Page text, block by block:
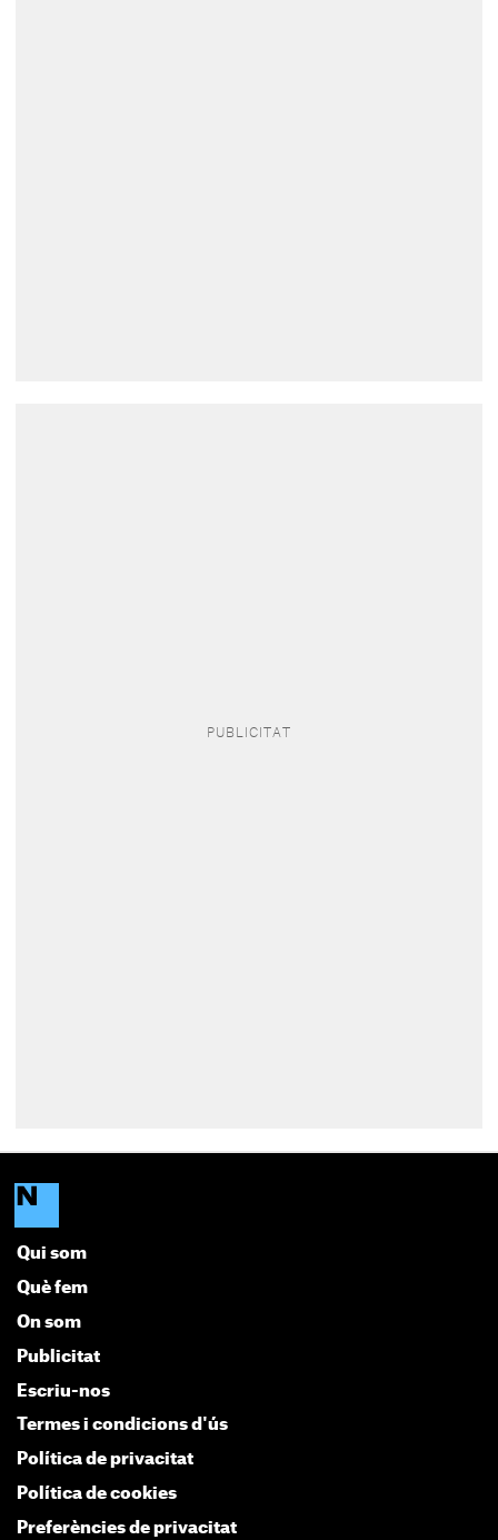
Qui som
Què fem
On som
Publicitat
Escriu-nos
Termes i condicions d'ús
Política de privacitat
Política de cookies
Preferències de privacitat